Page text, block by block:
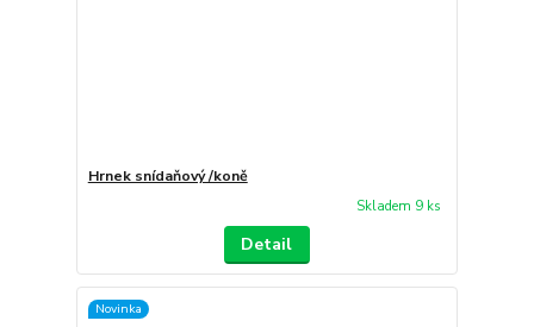
Hrnek snídaňový /koně
Skladem 9 ks
Detail
Novinka